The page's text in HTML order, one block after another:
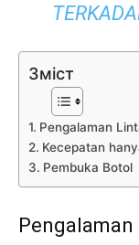
Зміст
Pengalaman
Kecepatan
Pembuka Botol